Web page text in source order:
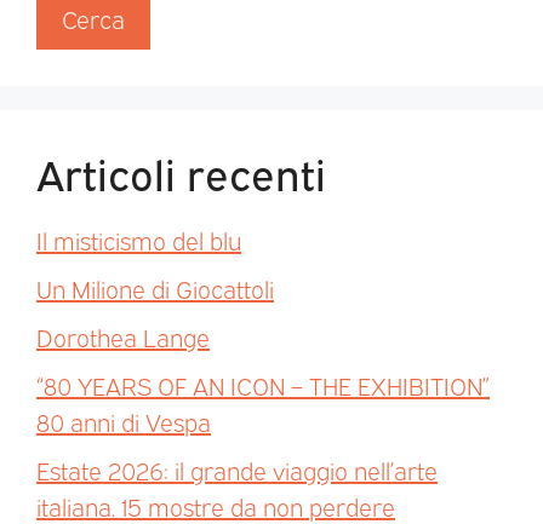
Cerca
Articoli recenti
Il misticismo del blu
Un Milione di Giocattoli
Dorothea Lange
“80 YEARS OF AN ICON – THE EXHIBITION”
80 anni di Vespa
Estate 2026: il grande viaggio nell’arte
italiana. 15 mostre da non perdere